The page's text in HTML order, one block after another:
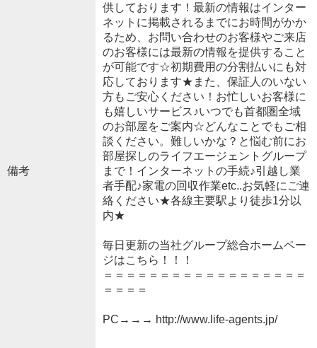
備考
供しております！最新の情報はインター
ネットに掲載されるまでにお時間がかか
るため、お問い合わせのお客様やご来店
のお客様には最新の情報を提供すること
が可能です☆初期費用の分割払いにも対
応しております★また、保証人のいない
方もご安心ください！お忙しいお客様に
も嬉しいサービス♪いつでも首都圏全域
のお部屋をご案内☆どんなことでもご相
談ください。難しいかな？と悩む前にお
部屋探しのライフエージェントグループ
まで！インターネットの手続♪引越し業
者手配♪家電の回収作業etc..お気軽にご連
絡ください★各線主要駅より徒歩1分以
内★
毎日更新の当社グループ総合ホームペー
ジはこちら！！！
＝＝＝＝＝＝＝＝＝＝＝＝＝＝＝＝＝＝
＝＝＝＝
PC→→→ http://www.life-agents.jp/